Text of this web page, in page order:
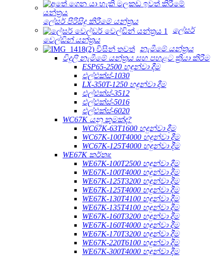
ලේසර් පිරිසිදු කිරීමේ යන්ත්‍රය
ලේසර්
වෙල්ඩින් යන්ත්‍රය
නැමීමේ යන්ත්‍රය
විදුලි නැමීමේ යන්ත්‍රය සහ පහළට ක්‍රියා කිරීම
ESP65-2500 හඳුන්වා දීම
එල්එක්ස්-1030
LX-350T-1250 හඳුන්වා දීම
එල්එක්ස්-3512
එල්එක්ස්-5016
එල්එක්ස්-6020
WC67K යනු කුමක්ද?
WC67K-63T1600 හඳුන්වා දීම
WC67K-100T4000 හඳුන්වා දීම
WC67K-125T4000 හඳුන්වා දීම
WE67K කර්තෘ:
WE67K-100T2500 හඳුන්වා දීම
WE67K-100T4000 හඳුන්වා දීම
WE67K-125T3200 හඳුන්වා දීම
WE67K-125T4000 හඳුන්වා දීම
WE67K-130T4100 හඳුන්වා දීම
WE67K-135T4100 හඳුන්වා දීම
WE67K-160T3200 හඳුන්වා දීම
WE67K-160T4000 හඳුන්වා දීම
WE67K-170T3200 හඳුන්වා දීම
WE67K-220T6100 හඳුන්වා දීම
WE67K-300T4000 හඳුන්වා දීම